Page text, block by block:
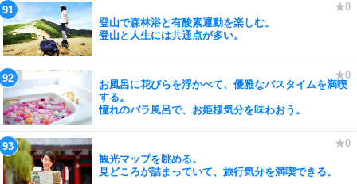
登山で森林浴と有酸素運動を楽しむ。
登山と人生には共通点が多い。
お風呂に花びらを浮かべて、優雅なバスタイムを満喫
する。
憧れのバラ風呂で、お姫様気分を味わおう。
観光マップを眺める。
見どころが詰まっていて、旅行気分を満喫できる。